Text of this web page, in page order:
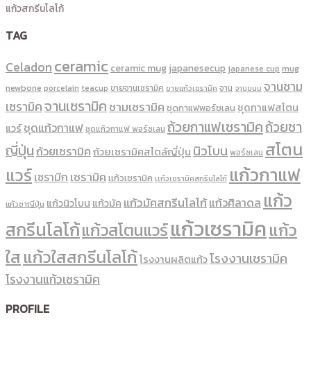
แก้วสกรีนโลโก้
TAG
Celadonceramic ceramic mug japanesecup japanese cup mug
newbone porcelain teacup ขายจานเซรามิค ขายแก้วเซรามิค จาน จานขนม จานชาม
เซรามิคจานเซรามิคชามเซรามิคชุดกาแฟพอร์ชเลน ชุดกาแฟสโตน
แวร์ชุดแก้วกาแฟชุดแก้วกาแฟ พอร์ซเลน ถ้วยกาแฟเซรามิคถ้วยชา
ญี่ปุ่นถ้วยเซรามิคถ้วยเซรามิคสไตล์ญี่ปุ่น นิวโบน พอร์ซเลน สโตน
แวร์เซรามิกเซรามิคเเก้วเซรามิค เเก้วเซรามิคสกรีนโลโก้ แก้วกาแฟ
แก้วชาญี่ปุ่น แก้วนิวโบน แก้วมัคแก้วมัคสกรีนโลโก้แก้วศิลาดล แก้ว
สกรีนโลโก้แก้วสโตนแวร์แก้วเซรามิคแก้ว
ใสแก้วใสสกรีนโลโก้โรงงานผลิตแก้วโรงงานเซรามิค
โรงงานแก้วเซรามิค
PROFILE